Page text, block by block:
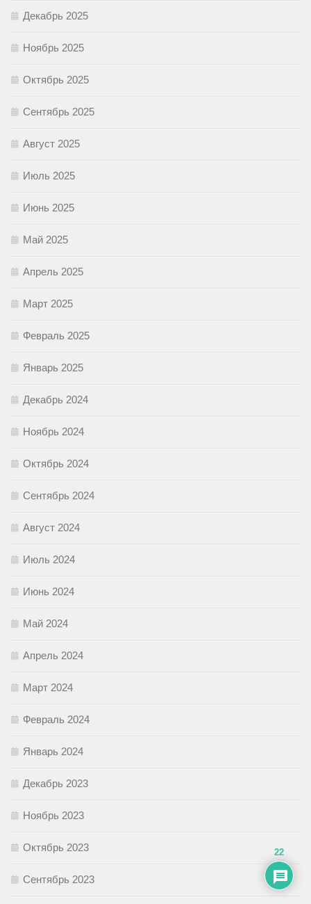
Декабрь 2025
Ноябрь 2025
Октябрь 2025
Сентябрь 2025
Август 2025
Июль 2025
Июнь 2025
Май 2025
Апрель 2025
Март 2025
Февраль 2025
Январь 2025
Декабрь 2024
Ноябрь 2024
Октябрь 2024
Сентябрь 2024
Август 2024
Июль 2024
Июнь 2024
Май 2024
Апрель 2024
Март 2024
Февраль 2024
Январь 2024
Декабрь 2023
Ноябрь 2023
Октябрь 2023
Сентябрь 2023
22